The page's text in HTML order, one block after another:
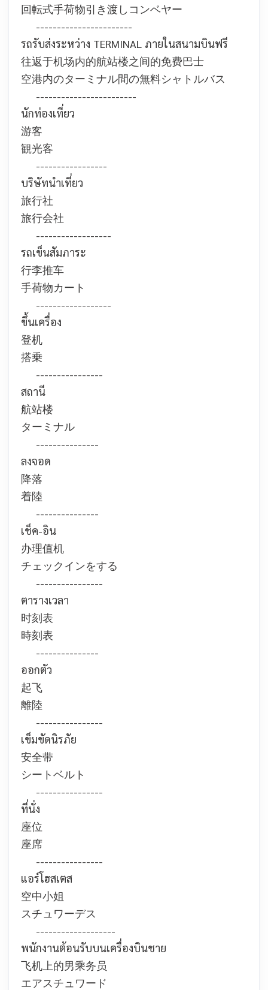
回転式手荷物引き渡しコンベヤー
-----------------------
รถรับส่งระหว่าง TERMINAL ภายในสนามบินฟรี
往返于机场内的航站楼之间的免费巴士
空港内のターミナル間の無料シャトルバス
------------------------
นักท่องเที่ยว
游客
観光客
-----------------
บริษัทนำเที่ยว
旅行社
旅行会社
------------------
รถเข็นสัมภาระ
行李推车
手荷物カート
------------------
ขึ้นเครื่อง
登机
搭乗
----------------
สถานี
航站楼
ターミナル
---------------
ลงจอด
降落
着陸
---------------
เช็ค-อิน
办理值机
チェックインをする
----------------
ตารางเวลา
时刻表
時刻表
---------------
ออกตัว
起飞
離陸
----------------
เข็มขัดนิรภัย
安全带
シートベルト
----------------
ที่นั่ง
座位
座席
----------------
แอร์โฮสเตส
空中小姐
スチュワーデス
-------------------
พนักงานต้อนรับบนเครื่องบินชาย
飞机上的男乘务员
エアスチュワード